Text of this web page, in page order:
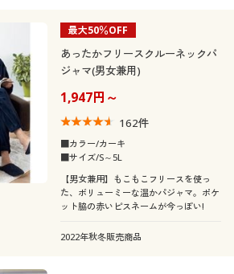
最大50％OFF
あったかフリースクルーネックパ
ジャマ(男女兼用)
1,947円～
162件
■カラー/カーキ
■サイズ/S～5L
【男女兼用】もこもこフリースを使っ
た、ボリューミーな温かパジャマ。ポケ
ット脇の赤いピスネームが今っぽい!
2022年秋冬販売商品